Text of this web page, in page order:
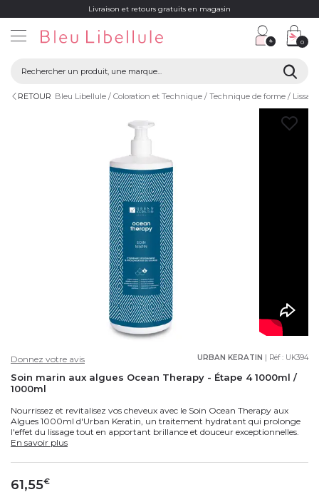
Livraison et retours gratuits en magasin
0
RETOUR Bleu Libellule Coloration et Technique Technique de forme Lissage
URBAN KERATIN | Réf : UK394
Donnez votre avis
Soin marin aux algues Ocean Therapy - Étape 4 1000ml /
1000ml
Nourrissez et revitalisez vos cheveux avec le Soin Ocean Therapy aux
Algues 1000ml d'Urban Keratin, un traitement hydratant qui prolonge
l'effet du lissage tout en apportant brillance et douceur exceptionnelles.
En savoir plus
61,55€